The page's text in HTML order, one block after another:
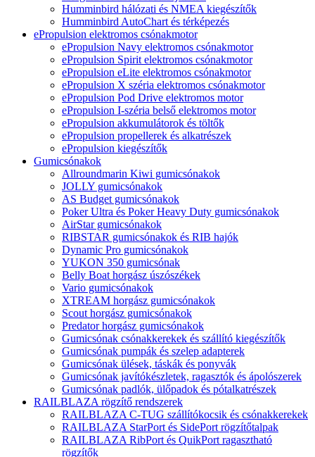
Humminbird hálózati és NMEA kiegészítők
Humminbird AutoChart és térképezés
ePropulsion elektromos csónakmotor
ePropulsion Navy elektromos csónakmotor
ePropulsion Spirit elektromos csónakmotor
ePropulsion eLite elektromos csónakmotor
ePropulsion X széria elektromos csónakmotor
ePropulsion Pod Drive elektromos motor
ePropulsion I-széria belső elektromos motor
ePropulsion akkumulátorok és töltők
ePropulsion propellerek és alkatrészek
ePropulsion kiegészítők
Gumicsónakok
Allroundmarin Kiwi gumicsónakok
JOLLY gumicsónakok
AS Budget gumicsónakok
Poker Ultra és Poker Heavy Duty gumicsónakok
AirStar gumicsónakok
RIBSTAR gumicsónakok és RIB hajók
Dynamic Pro gumicsónakok
YUKON 350 gumicsónak
Belly Boat horgász úszószékek
Vario gumicsónakok
XTREAM horgász gumicsónakok
Scout horgász gumicsónakok
Predator horgász gumicsónakok
Gumicsónak csónakkerekek és szállító kiegészítők
Gumicsónak pumpák és szelep adapterek
Gumicsónak ülések, táskák és ponyvák
Gumicsónak javítókészletek, ragasztók és ápolószerek
Gumicsónak padlók, ülőpadok és pótalkatrészek
RAILBLAZA rögzítő rendszerek
RAILBLAZA C-TUG szállítókocsik és csónakkerekek
RAILBLAZA StarPort és SidePort rögzítőtalpak
RAILBLAZA RibPort és QuikPort ragasztható
rögzítők